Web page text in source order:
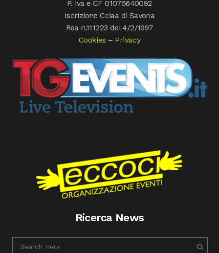
P. Iva e CF 01075640092
Iscrizione Cciaa di Savona
Rea n.111223 del 4/2/1997
Cookies – Privacy
Ricerca News